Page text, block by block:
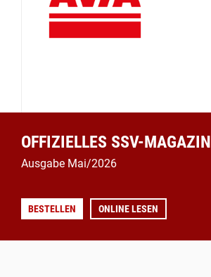
OFFIZIELLES SSV-MAGAZIN
Ausgabe Mai/2026
BESTELLEN ONLINE LESEN